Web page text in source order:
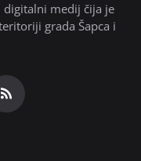
digitalni medij čija je
grada Šapca i